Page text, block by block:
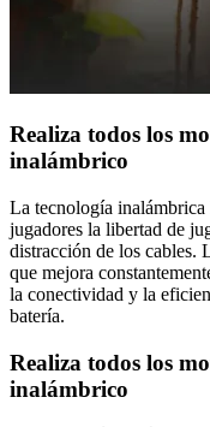
Realiza todos los
inalámbrico
La tecnología
jugadores la libertad de
distracción de los cables.
que mejora
la conectividad y la
batería.
Realiza todos los
inalámbrico